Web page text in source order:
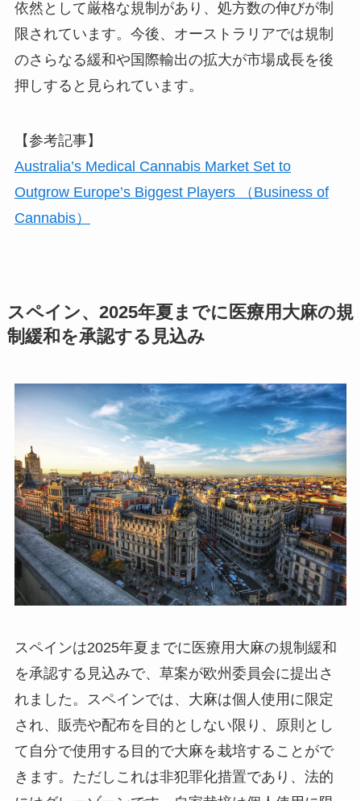
依然として厳格な規制があり、処方数の伸びが制
限されています。今後、オーストラリアでは規制
のさらなる緩和や国際輸出の拡大が市場成長を後
押しすると見られています。
【参考記事】
Australia’s Medical Cannabis Market Set to
Outgrow Europe’s Biggest Players （Business of
Cannabis）
スペイン、2025年夏までに医療用大麻の規
制緩和を承認する見込み
スペインは2025年夏までに医療用大麻の規制緩和
を承認する見込みで、草案が欧州委員会に提出さ
れました。スペインでは、大麻は個人使用に限定
され、販売や配布を目的としない限り、原則とし
て自分で使用する目的で大麻を栽培することがで
きます。ただしこれは非犯罪化措置であり、法的